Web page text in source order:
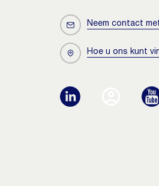
Neem contact
Hoe u ons kunt